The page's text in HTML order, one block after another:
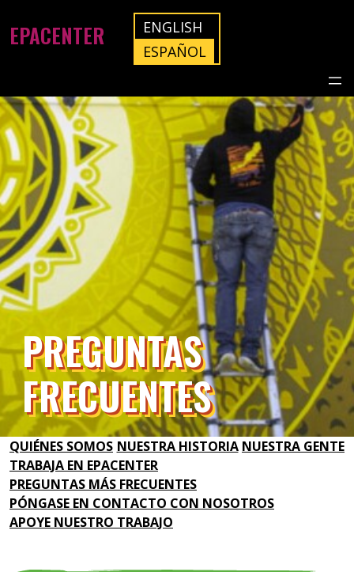
EPACENTER
ENGLISH
ESPAÑOL
PREGUNTAS
FRECUENTES
QUIÉNES SOMOS NUESTRA HISTORIA NUESTRA GENTE
TRABAJA EN EPACENTER
PREGUNTAS MÁS FRECUENTES
PÓNGASE EN CONTACTO CON NOSOTROS
APOYE NUESTRO TRABAJO